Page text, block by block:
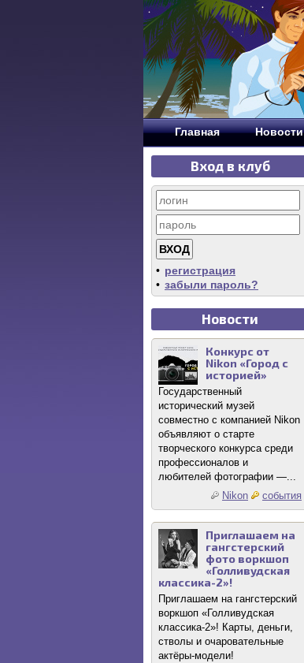
Главная Новости
Вход в клуб
• регистрация
• забыли пароль?
Новости
Конкурс от
Nikon «Город с
историей»
Государственный
исторический музей
совместно с компанией Nikon
объявляют о старте
творческого конкурса среди
профессионалов и
любителей фотографии —...
Nikon
события
Приглашаем на
гангстерский
фото воркшоп
«Голливудская
классика-2»!
Приглашаем на гангстерский
воркшоп «Голливудская
классика-2»! Карты, деньги,
стволы и очаровательные
актёры-модели!